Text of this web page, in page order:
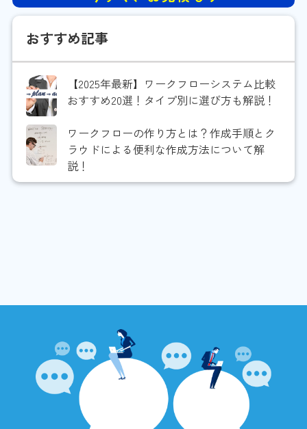
おすすめ記事
【2025年最新】ワークフローシステム比較
おすすめ20選！タイプ別に選び方も解説！
ワークフローの作り方とは？作成手順とク
ラウドによる便利な作成方法について解
説！